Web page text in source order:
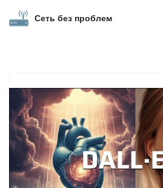
Сеть без проблем